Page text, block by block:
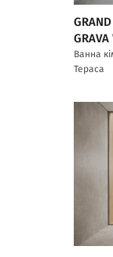
GRAND
GRAVA
Ванна
Тераса